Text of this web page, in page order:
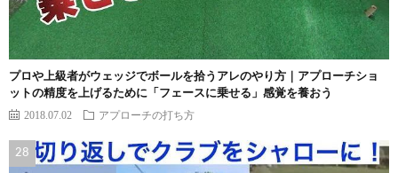
プロや上級者がウェッジでボールを拾うアレのやり方｜アプローチショ
ットの精度を上げるために「フェースに乗せる」感覚を養おう
2018.07.02 アプローチの打ち方